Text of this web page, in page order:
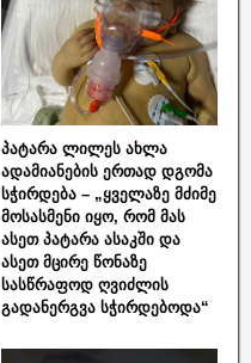
პატარა ლილეს ახლა
ადამიანების ერთად დგომა
სჭირდება – „ყველაზე მძიმე
მოსასმენი იყო, რომ მას
ასეთ პატარა ასაკში და
ასეთ მცირე წონაზე
სასწრაფოდ ღვიძლის
გადანერგვა სჭირდებოდა“